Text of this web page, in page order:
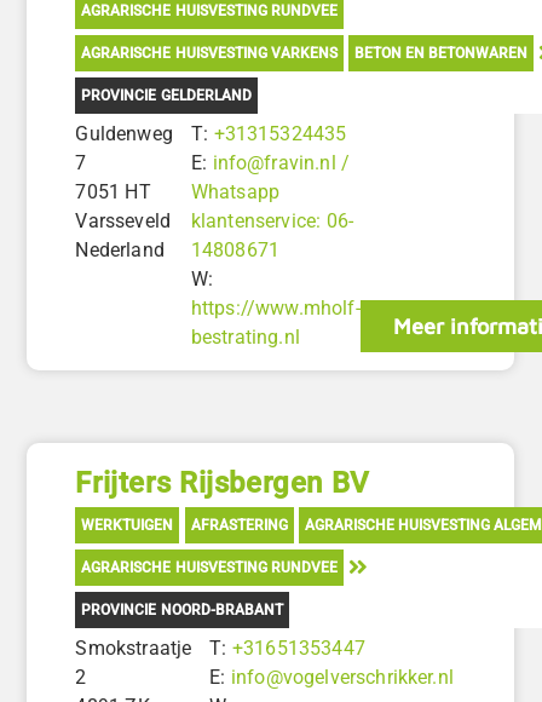
AGRARISCHE HUISVESTING RUNDVEE
AGRARISCHE HUISVESTING VARKENS BETON EN BETONWAREN
PROVINCIE GELDERLAND
Guldenweg
7
7051 HT
Varsseveld
Nederland
T: +31315324435
E: info@fravin.nl /
Whatsapp
klantenservice: 06-
14808671
W:
https://www.mholf-
bestrating.nl
Meer
Frijters Rijsbergen BV
WERKTUIGEN AFRASTERING AGRARISCHE HUISVESTING
AGRARISCHE HUISVESTING RUNDVEE
PROVINCIE NOORD-BRABANT
Smokstraatje
2
T: +31651353447
E: info@vogelverschrikker.nl